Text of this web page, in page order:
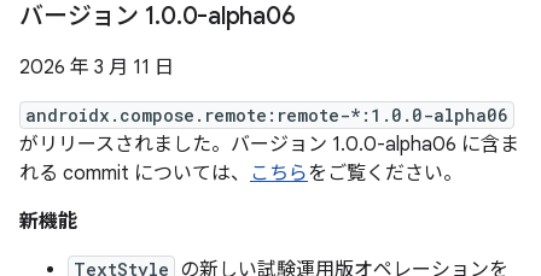
バージョン 1.0.0-alpha06
2026 年 3 月 11 日
androidx.compose.remote:remote-*:1.0.0-alpha06
がリリースされました。バージョン 1.0.0-alpha06 に含ま
れる commit については、 こちらをご覧ください。
新機能
TextStyle の新しい試験運用版オペレーションを